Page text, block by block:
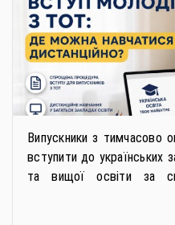
Випускники з тимчасово
вступити до українських
та вищої освіти за
дистанційне навчання,